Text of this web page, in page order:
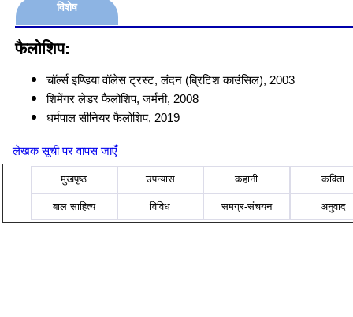
विशेष
फैलोशिप:
चॉर्ल्स इण्डिया वॉलेस ट्रस्ट, लंदन (ब्रिटिश काउंसिल), 2003
शिमेंगर लेडर फैलोशिप, जर्मनी, 2008
धर्मपाल सीनियर फैलोशिप, 2019
लेखक सूची पर वापस जाएँ
मुखपृष्ठ उपन्यास कहानी कविता
बाल साहित्य विविध समग्र-संचयन अनुवाद